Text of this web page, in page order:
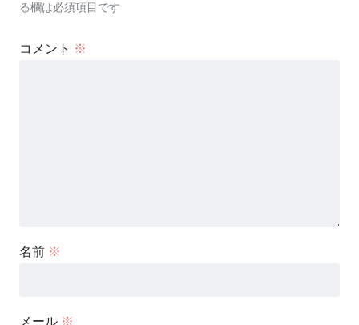
る欄は必須項目です
コメント ※
名前 ※
メール ※